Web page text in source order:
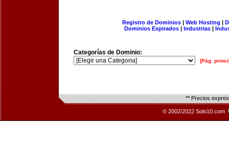
Registro de Dominios| Web Hosting |
Dominios Expirados | Industrias |
Categorías de Dominio:
[Pág.
** Precios
© 2002/2022 Solo10.com